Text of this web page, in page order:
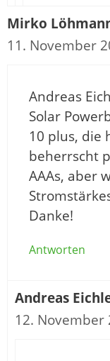
Mirko
11. November
Andreas
Solar
10 plus, die
beherrscht
AAAs, aber
Danke!
Antworten
Andreas
12. November